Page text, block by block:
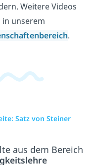
Weitere Videos
unserem
.
Satz von Steiner
aus dem Bereich